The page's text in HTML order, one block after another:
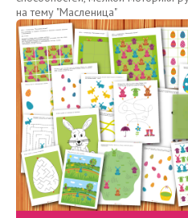
на тему "Масленица"